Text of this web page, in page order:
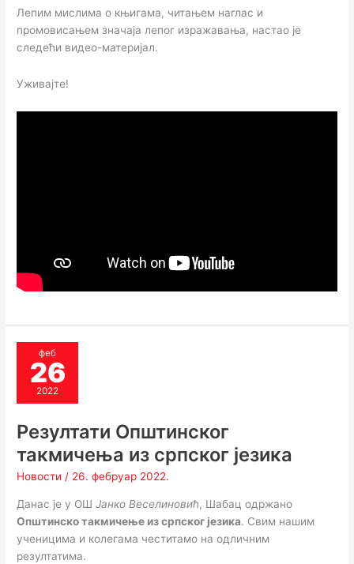
Лепим мислима о књигама, читањем наглас и
промовисањем значаја лепог изражавања, настао је
следећи видео-материјал.
Уживајте!
феб
26
2022
Резултати Општинског
такмичења из српског језика
Новости / 26. фебруар 2022.
Данас је у ОШЈанко Веселиновић, Шабац одржано
Општинско такмичење из српског језика. Свим нашим
ученицима и колегама честитамо на одличним
резултатима.